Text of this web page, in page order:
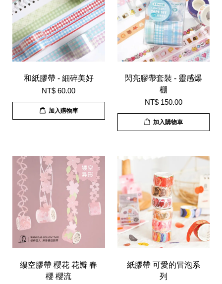
和紙膠帶 - 細碎美好
NT$ 60.00
加入購物車
閃亮膠帶套裝 - 靈感爆
棚
NT$ 150.00
加入購物車
縷空膠帶 櫻花 花瓣 春
櫻 櫻流
紙膠帶 可愛的冒泡系
列